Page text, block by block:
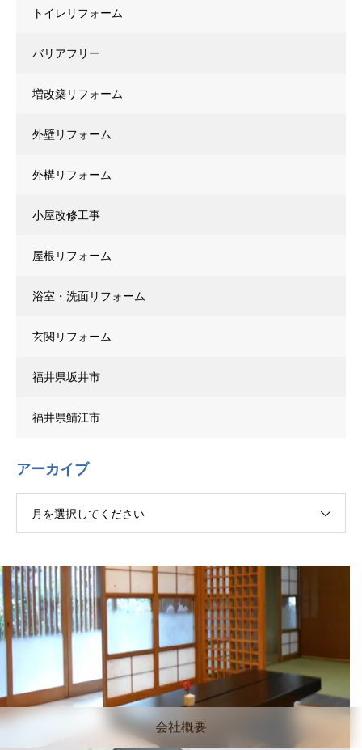
トイレリフォーム
バリアフリー
増改築リフォーム
外壁リフォーム
外構リフォーム
小屋改修工事
屋根リフォーム
浴室・洗面リフォーム
玄関リフォーム
福井県坂井市
福井県鯖江市
アーカイブ
月を選択してください
会社概要